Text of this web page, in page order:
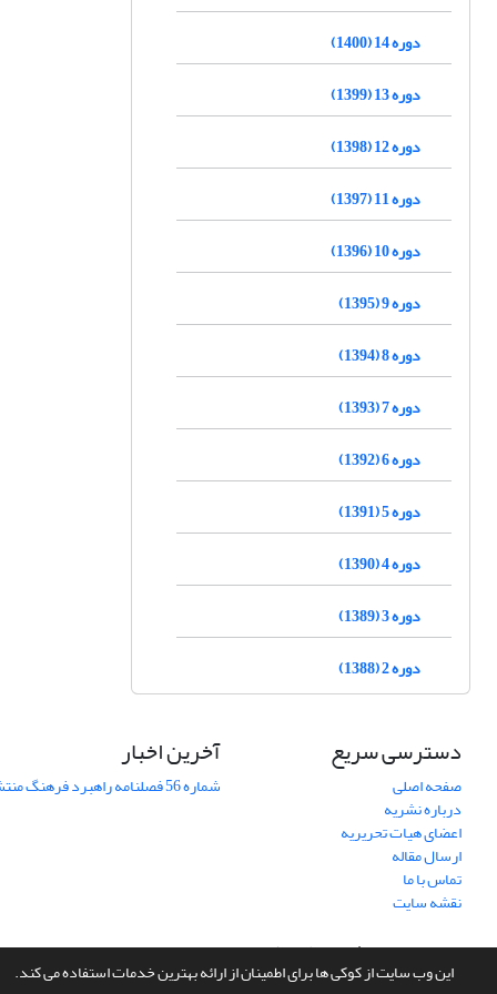
این وب سایت از کوکی ها برای اطمینان از ارائه بهترین خدمات استفاده می کند.
دوره 14 (1400)
دوره 13 (1399)
دوره 12 (1398)
دوره 11 (1397)
دوره 10 (1396)
دوره 9 (1395)
دوره 8 (1394)
دوره 7 (1393)
دوره 6 (1392)
دوره 5 (1391)
دوره 4 (1390)
دوره 3 (1389)
دوره 2 (1388)
دسترسی سریع
صفحه اصلی
درباره نشریه
اعضای هیات تحریریه
ارسال مقاله
تماس با ما
نقشه سایت
آخرین اخبار
شماره 56 فصلنامه راهبرد فرهنگ منتشر شد
سامانه مدیریت نشریات علمی.طراحی و پیاده سازی ازسیناوب